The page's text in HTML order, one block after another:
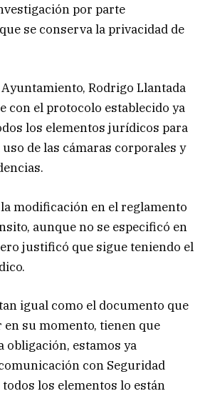
por parte
se conserva la privacidad de
Rodrigo Llantada
con el protocolo establecido ya
los elementos jurídicos para
de las cámaras corporales y
modificación en el reglamento
aunque no se especificó en
justificó que sigue teniendo el
igual como el documento que
en su momento, tienen que
obligación, estamos ya
con Seguridad
los elementos lo están